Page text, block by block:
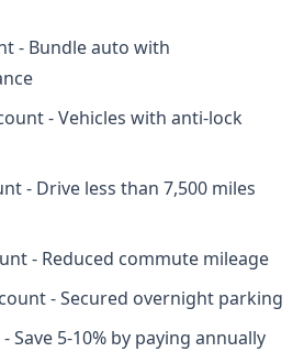
- Bundle auto with
- Vehicles with anti-lock
- Drive less than 7,500 miles
- Reduced commute mileage
- Secured overnight parking
Save 5-10% by paying annually